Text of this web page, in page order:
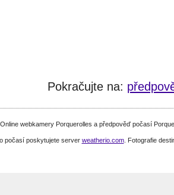
Pokračujte na:
Online webkamery Porquerolles a předpověď počasí
počasí poskytujete server weatherio.com. Fotografie